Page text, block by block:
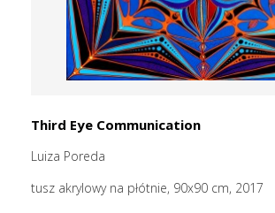
Third Eye Communication
Luiza Poreda
tusz akrylowy na płótnie, 90x90 cm, 2017